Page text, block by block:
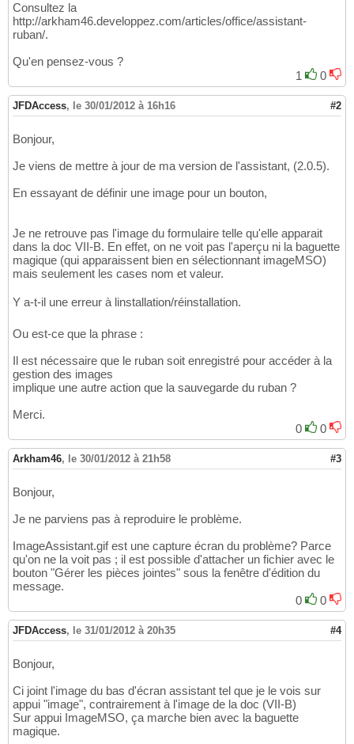
Consultez la
http://arkham46.developpez.com/articles/office/assistant-
ruban/.
Qu'en pensez-vous ?
1
0
JFDAccess, le 30/01/2012 à 16h16 #2
Bonjour,
Je viens de mettre à jour de ma version de l'assistant, (2.0.5).
En essayant de définir une image pour un bouton,
Je ne retrouve pas l'image du formulaire telle qu'elle apparait
dans la doc VII-B. En effet, on ne voit pas l'aperçu ni la baguette
magique (qui apparaissent bien en sélectionnant imageMSO)
mais seulement les cases nom et valeur.
Y a-t-il une erreur à linstallation/réinstallation.
Ou est-ce que la phrase :
Il est nécessaire que le ruban soit enregistré pour accéder à la
gestion des images
implique une autre action que la sauvegarde du ruban ?
Merci.
0
0
Arkham46, le 30/01/2012 à 21h58 #3
Bonjour,
Je ne parviens pas à reproduire le problème.
ImageAssistant.gif est une capture écran du problème? Parce
qu'on ne la voit pas ; il est possible d'attacher un fichier avec le
bouton "Gérer les pièces jointes" sous la fenêtre d'édition du
message.
0
0
JFDAccess, le 31/01/2012 à 20h35 #4
Bonjour,
Ci joint l'image du bas d'écran assistant tel que je le vois sur
appui "image", contrairement à l'image de la doc (VII-B)
Sur appui ImageMSO, ça marche bien avec la baguette
magique.